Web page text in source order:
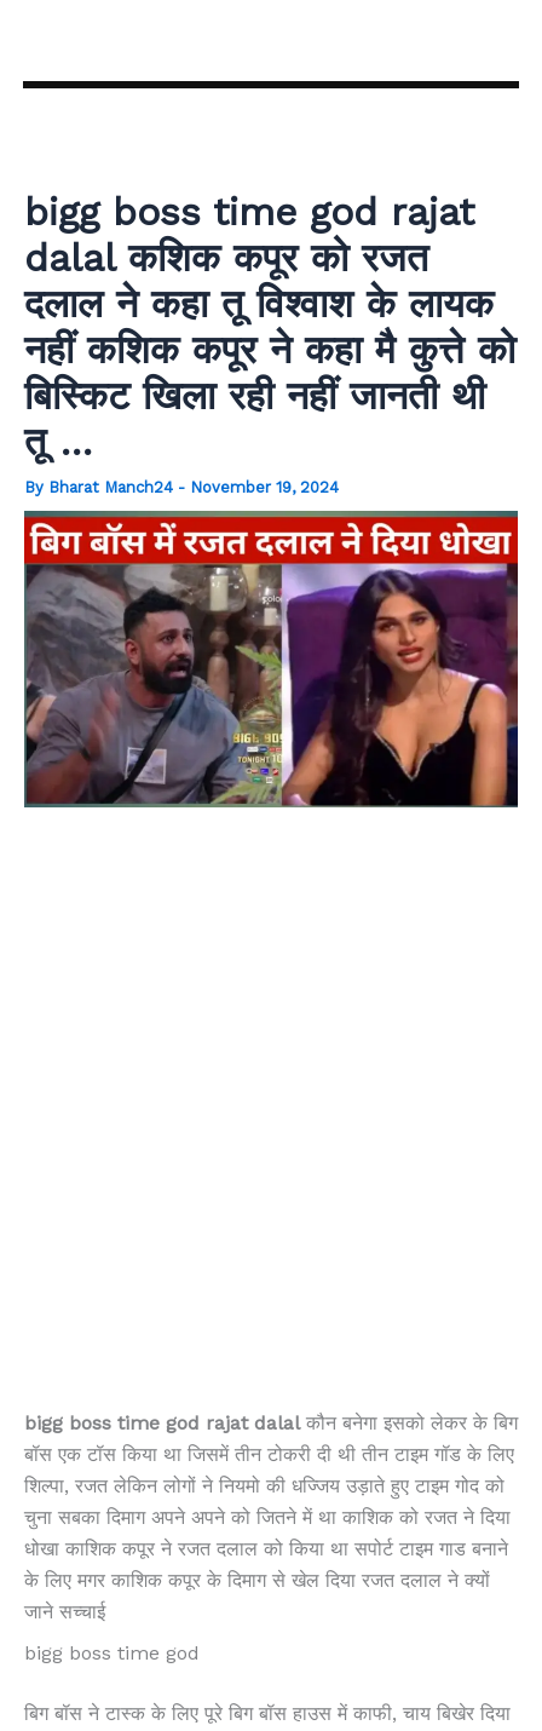
content
bigg boss time god rajat
dalal कशिक कपूर को रजत
दलाल ने कहा तू विश्वाश के लायक
नहीं कशिक कपूर ने कहा मै कुत्ते को
बिस्किट खिला रही नहीं जानती थी
तू …
By Bharat Manch24 - November 19, 2024
bigg boss time god rajat dalalकौन बनेगा इसको लेकर के बिग
बॉस एक टॉस किया था जिसमें तीन टोकरी दी थी तीन टाइम गॉड के लिए
शिल्पा, रजत लेकिन लोगों ने नियमो की धज्जिय उड़ाते हुए टाइम गोद को
चुना सबका दिमाग अपने अपने को जितने में था काशिक को रजत ने दिया
धोखा काशिक कपूर ने रजत दलाल को किया था सपोर्ट टाइम गाड बनाने
के लिए मगर काशिक कपूर के दिमाग से खेल दिया रजत दलाल ने क्यों
जाने सच्चाई
bigg boss time god
बिग बॉस ने टास्क के लिए पूरे बिग बॉस हाउस में काफी, चाय बिखेर दिया